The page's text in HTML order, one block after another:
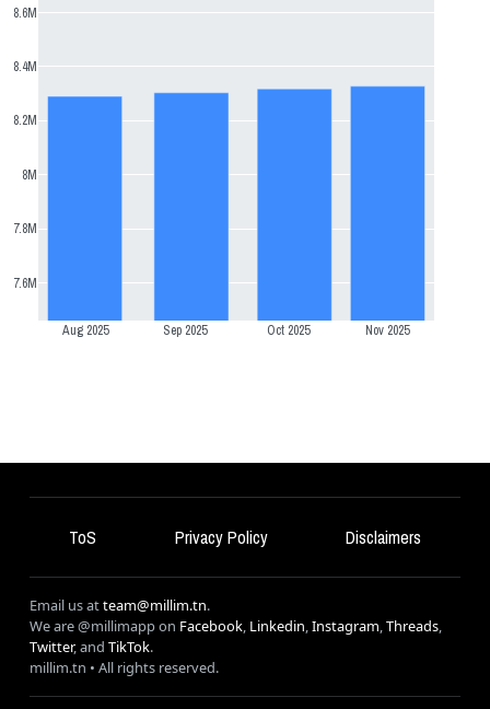
Aug 2025 Sep 2025 Oct 2025 Nov 2025
7.6M
7.8M
8M
8.2M
8.4M
8.6M
ToS Privacy Policy Disclaimers
Email us atteam@millim.tn.
We are @millimapp on Facebook, Linkedin,Instagram,Threads,
Twitter, and TikTok.
millim.tn • All rights reserved.